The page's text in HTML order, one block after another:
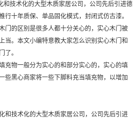
技术化的大型木质家居公司，公司先后引进德
十年质保、单品固化模式，封闭式仿古漆。
的区别是很多人都十分关心的，实心木门被
当。本文小编特意教大家怎么识别实心木门和
了。
物一般分为实心的和部分实心的，实心的填
些黑心商家将一些下脚料充当填充物，以增加
技术化的大型木质家居公司，公司先后引进